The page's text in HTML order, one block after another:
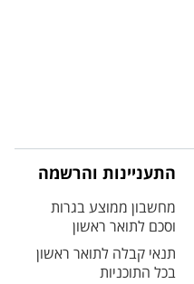
התעניינות והרשמה
מחשבון ממוצע בגרות
וסכם לתואר ראשון
תנאי קבלה לתואר ראשון
בכל התוכניות